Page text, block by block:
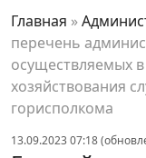
Главная »
перечень
осуществляемых
хозяйствования
горисполкома
13.09.2023 07:18